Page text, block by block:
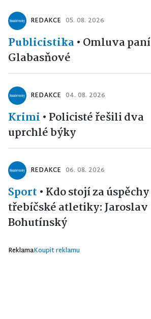
REDAKCE 05. 08. 2026
Publicistika• Omluva paní
Glabasňové
REDAKCE 04. 08. 2026
Krimi • Policisté řešili dva
uprchlé býky
REDAKCE 06. 08. 2026
Sport • Kdo stojí za úspěchy
třebíčské atletiky: Jaroslav
Bohutínský
ReklamaKoupit reklamu